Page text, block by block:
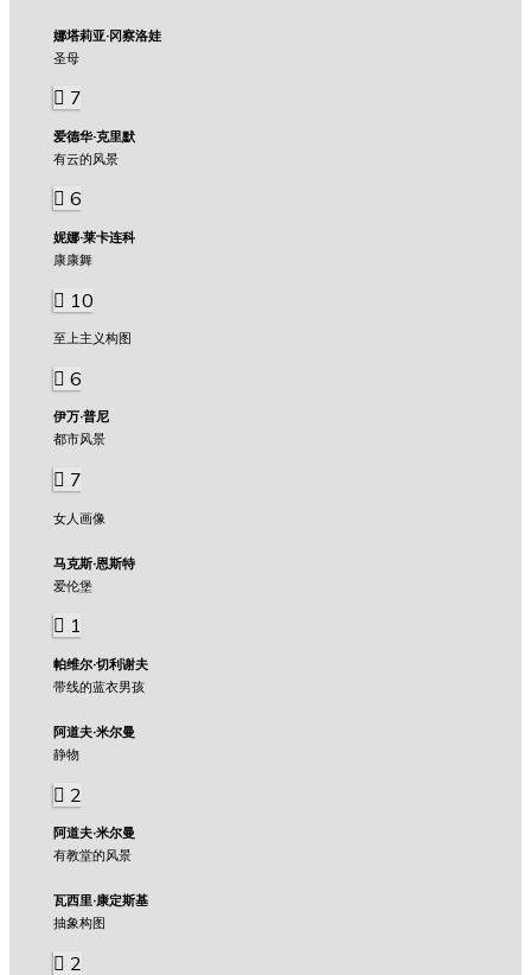
娜塔莉亚·冈察洛娃
圣母
7
爱德华·克里默
有云的风景
6
妮娜·莱卡连科
康康舞
10
至上主义构图
6
伊万·普尼
都市风景
7
女人画像
马克斯·恩斯特
爱伦堡
1
帕维尔·切利谢夫
带线的蓝衣男孩
阿道夫·米尔曼
静物
2
阿道夫·米尔曼
有教堂的风景
瓦西里·康定斯基
抽象构图
2